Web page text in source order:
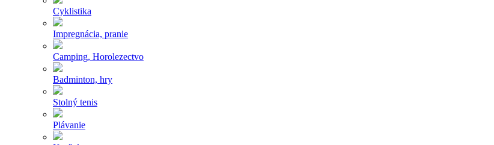
Cyklistika
Impregnácia, pranie
Camping, Horolezectvo
Badminton, hry
Stolný tenis
Plávanie